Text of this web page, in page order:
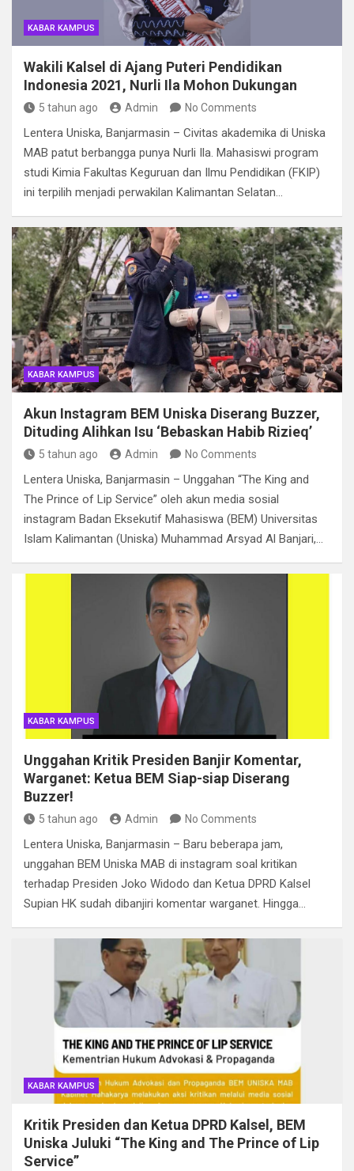
KABAR KAMPUS
Wakili Kalsel di Ajang Puteri Pendidikan
Indonesia 2021, Nurli Ila Mohon Dukungan
5 tahun ago Admin No Comments
Lentera Uniska, Banjarmasin – Civitas akademika di Uniska
MAB patut berbangga punya Nurli Ila. Mahasiswi program
studi Kimia Fakultas Keguruan dan Ilmu Pendidikan (FKIP)
ini terpilih menjadi perwakilan Kalimantan Selatan…
KABAR KAMPUS
Akun Instagram BEM Uniska Diserang Buzzer,
Dituding Alihkan Isu ‘Bebaskan Habib Rizieq’
5 tahun ago Admin No Comments
Lentera Uniska, Banjarmasin – Unggahan “The King and
The Prince of Lip Service” oleh akun media sosial
instagram Badan Eksekutif Mahasiswa (BEM) Universitas
Islam Kalimantan (Uniska) Muhammad Arsyad Al Banjari,…
KABAR KAMPUS
Unggahan Kritik Presiden Banjir Komentar,
Warganet: Ketua BEM Siap-siap Diserang
Buzzer!
5 tahun ago Admin No Comments
Lentera Uniska, Banjarmasin – Baru beberapa jam,
unggahan BEM Uniska MAB di instagram soal kritikan
terhadap Presiden Joko Widodo dan Ketua DPRD Kalsel
Supian HK sudah dibanjiri komentar warganet. Hingga…
KABAR KAMPUS
Kritik Presiden dan Ketua DPRD Kalsel, BEM
Uniska Juluki “The King and The Prince of Lip
Service”